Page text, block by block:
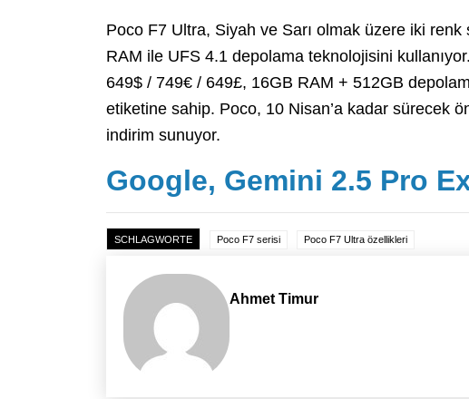
Poco F7 Ultra, Siyah ve Sarı olmak üzere iki
RAM ile UFS 4.1 depolama teknolojisini
649$ / 749€ / 649£, 16GB RAM + 512GB
etiketine sahip. Poco, 10 Nisan’a kadar sürecek
indirim sunuyor.
Google, Gemini 2.5 Pro
SCHLAGWORTE Poco F7 serisi Poco F7 Ultra özellikleri
Ahmet Timur